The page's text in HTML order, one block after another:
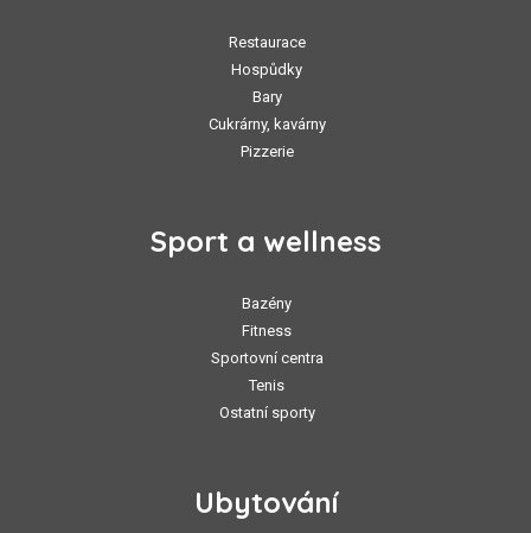
Restaurace
Hospůdky
Bary
Cukrárny, kavárny
Pizzerie
Sport a wellness
Bazény
Fitness
Sportovní centra
Tenis
Ostatní sporty
Ubytování